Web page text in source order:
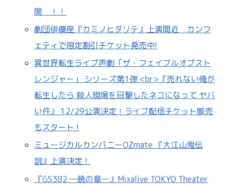
開 ！！
劇団俳優座『カミノヒダリテ』上演間近 カンフ
ェティで限定割引チケット発売中!
異世界転生ライブ声劇「ザ・フェイブルオブスト
レンジャー」 シリーズ第1弾 <br>『売れない俺が
転生したら 殺人現場を目撃したネコになって ヤバ
い件』 12/29公演決定！ライブ配信チケット販売
もスタート !
ミュージカルカンパニーOZmate 『大江山鬼伝
説』上演決定！
『GS382 ―暁の章―』Mixalive TOKYO Theater